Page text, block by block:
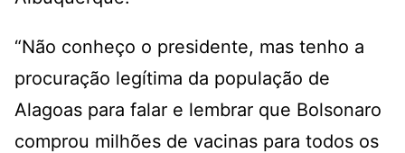
“Não conheço o presidente, mas tenho a
procuração legítima da população de
Alagoas para falar e lembrar que Bolsonaro
comprou milhões de vacinas para todos os